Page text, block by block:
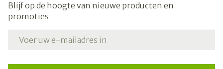
Blijf op de hoogte van nieuwe producten en
promoties